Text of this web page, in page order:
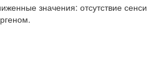
значения: отсутствие